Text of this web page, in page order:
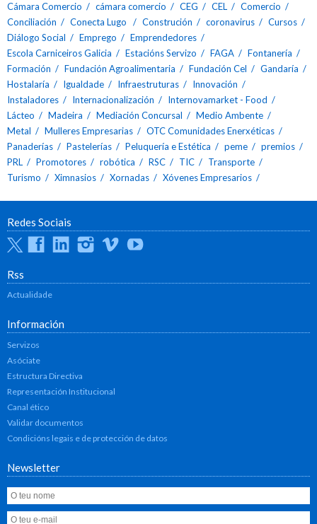
Cámara Comercio
cámara comercio CEG CEL
Comercio
Conciliación
Conecta Lugo Construción coronavirus
Cursos
Diálogo Social
Emprego
Emprendedores
Escola Carniceiros Galicia
Estacións Servizo FAGA
Fontanería
Formación
Fundación Agroalimentaria Fundación Cel
Gandaría
Hostalaría
Igualdade Infraestruturas
Innovación
Instaladores
Internacionalización
Internovamarket - Food
Lácteo
Madeira Mediación Concursal
Medio Ambente
Metal
Mulleres Empresarias
OTC Comunidades Enerxéticas
Panaderías
Pastelerías Peluquería e Estética peme
premios
PRL
Promotores robótica RSC TIC
Transporte
Turismo
Ximnasios Xornadas Xóvenes Empresarios
Redes Sociais
TwitterFacebookLinkedinInstagram
Vimeo
Rss
Actualidade
Información
Servizos
Asóciate
Estructura Directiva
Representación Institucional
Canal ético
Validar documentos
Condicións legais e de protección de datos
Newsletter